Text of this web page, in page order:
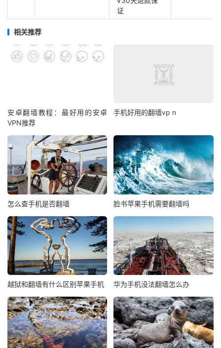
证
相关推荐
安卓翻墙教程：最好用的安卓
VPN推荐
手机好用的翻墙vp n
怎么查手机是否翻墙 脸书苹果手机需要翻墙吗
越狱和翻墙有什么区别苹果手机 华为手机没法翻墙怎么办